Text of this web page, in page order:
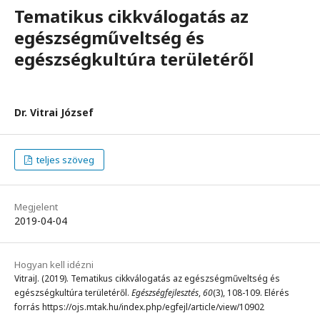
Tematikus cikkválogatás az
egészségműveltség és
egészségkultúra területéről
Dr. Vitrai József
teljes szöveg
Megjelent
2019-04-04
Hogyan kell idézni
VitraiJ. (2019). Tematikus cikkválogatás az egészségműveltség és
egészségkultúra területéről. Egészségfejlesztés,60(3), 108-109. Elérés
forrás https://ojs.mtak.hu/index.php/egfejl/article/view/10902